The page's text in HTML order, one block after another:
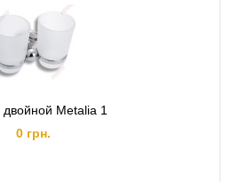
двойной Metalia 1
0 грн.